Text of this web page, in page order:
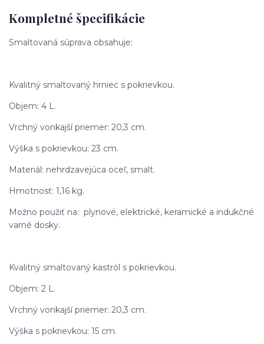
Kompletné špecifikácie
Smaltovaná súprava obsahuje:
Kvalitný smaltovaný hrniec s pokrievkou.
Objem: 4 L.
Vrchný vonkajší priemer: 20,3 cm.
Výška s pokrievkou: 23 cm.
Materiál: nehrdzavejúca oceľ, smalt.
Hmotnosť: 1,16 kg.
Možno použiť na: plynové, elektrické, keramické a indukčné
varné dosky.
Kvalitný smaltovaný kastról s pokrievkou.
Objem: 2 L.
Vrchný vonkajší priemer: 20,3 cm.
Výška s pokrievkou: 15 cm.